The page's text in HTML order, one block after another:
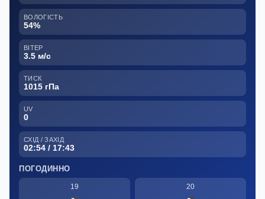
ВОЛОГІСТЬ
54%
ВІТЕР
3.5 м/с
ТИСК
1015 гПа
UV
0
СХІД / ЗАХІД
02:54 / 17:43
ПОГОДИННО
19 20